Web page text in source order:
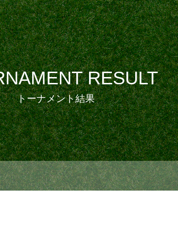
RESULT
トーナメント結果